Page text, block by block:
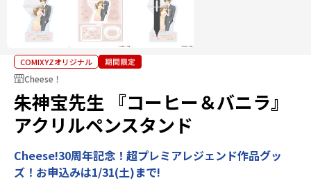
COMIXYZオリジナル
Cheese！
朱神宝先生 『コーヒー＆バニラ』
アクリルペンスタンド
Cheese!30周年記念！超プレミアレジェンド作品グッ
ズ！お申込みは1/31(土)まで!